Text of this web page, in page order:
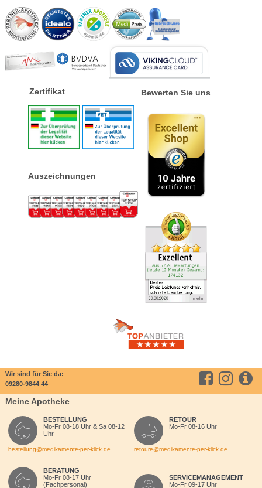
Zertifikat
Auszeichnungen
Bewerten Sie uns
Wir sind für Sie da:
09280-9844 44
Meine Apotheke
BESTELLUNG
Mo-Fr 08-18 Uhr & Sa 08-12
Uhr
bestellung@medikamente-per-klick.de
BERATUNG
Mo-Fr 08-17 Uhr
(Fachpersonal)
RETOUR
Mo-Fr 08-16 Uhr
retoure@medikamente-per-klick.de
SERVICEMANAGEMENT
Mo-Fr 09-17 Uhr